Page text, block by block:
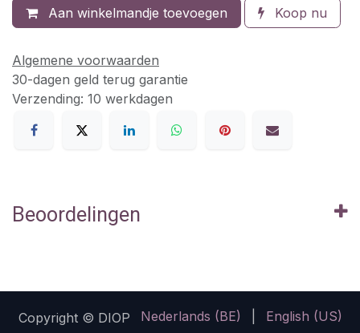
Aan winkelmandje toevoegen Koop nu
Algemene voorwaarden
30-dagen geld terug garantie
Verzending: 10 werkdagen
Beoordelingen
Copyright © DIOP Nederlands (BE) English (US)